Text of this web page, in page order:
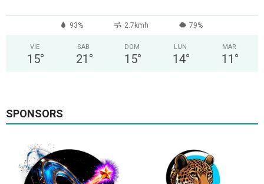
93% 2.7kmh 79%
VIE
15°
SAB
21 °
DOM
15°
LUN
14°
MAR
11 °
SPONSORS